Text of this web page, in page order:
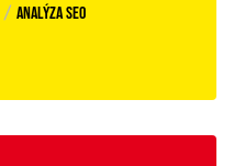
/ Analýza SEO